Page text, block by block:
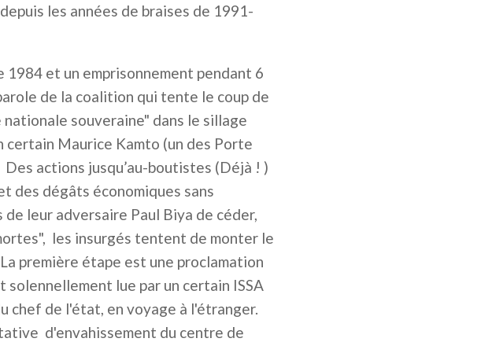
les années de braises de 1991-
1984 et un emprisonnement pendant 6
de la coalition qui tente le coup de
souveraine" dans le sillage
certain Maurice Kamto (un des Porte
actions jusqu’au-boutistes (Déjà ! )
des dégâts économiques sans
leur adversaire Paul Biya de céder,
les insurgés tentent de monter le
première étape est une proclamation
lue par un certain ISSA
chef de l'état, en voyage à l'étranger.
d'envahissement du centre de